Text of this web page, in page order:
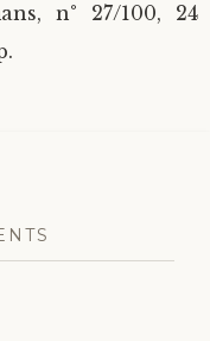
n° 27/100, 24